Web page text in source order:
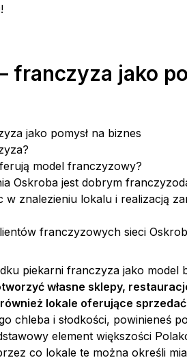
franczyza jako
jako pomysł na biznes
model franczyzowy?
Oskroba jest dobrym
w znalezieniu lokalu i realizacją
franczyzowych sieci
piekarni franczyza jako model
własne sklepy,
również lokale oferujące
chleba i słodkości, powinieneś
element większości
co lokale te można określi